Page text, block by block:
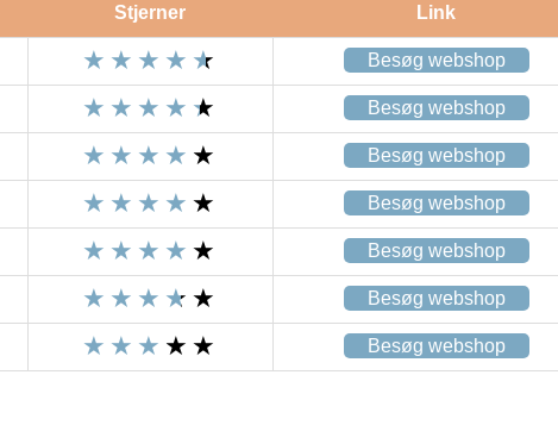
Stjerner Link
Besøg webshop
Besøg webshop
Besøg webshop
Besøg webshop
Besøg webshop
Besøg webshop
Besøg webshop